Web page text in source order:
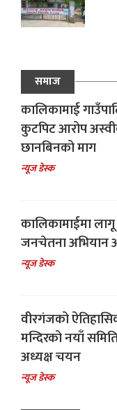
समाज
कालिकामाई
कुटपिट आरोप
छानबिनको माग
न्यूज डेस्क
कालिकामाईमा
जनचेतना अभियान
न्यूज डेस्क
वीरगंजको
मन्दिरको नयाँ
अध्यक्ष चयन
न्यूज डेस्क